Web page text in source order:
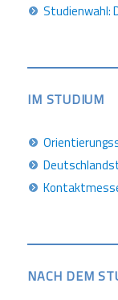
Studienwahl:
IM STUDIUM
NACH DEM